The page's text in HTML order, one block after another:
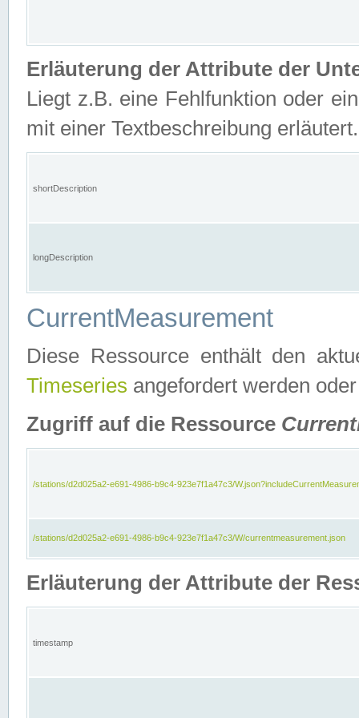
Erläuterung der Attribute der
Liegt z.B. eine Fehlfunktion oder
mit einer Textbeschreibung erläutert.
shortDescription
longDescription
CurrentMeasurement
Diese Ressource enthält den
Timeseries angefordert werden
Zugriff auf die Ressource
/stations/d2d025a2-e691-4986-b9c4-923e7f1a47c3/
/stations/d2d025a2-e691-4986-b9c4-923e7f1a47c3/W/currentmeasurement.json
Erläuterung der Attribute der
timestamp